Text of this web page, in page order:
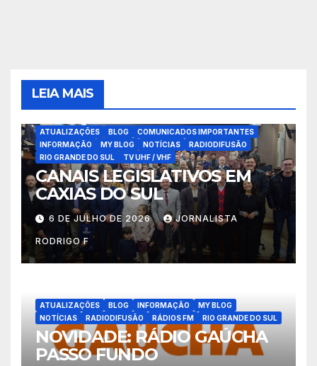
LEIA MAIS
ATUALIZAÇÕES BLOG
COMUNICADOS IMPORTANTES
INFORMAÇÃO
MY BLOG NOTÍCIAS
RADIODIFUSÃO
RIO GRANDE DO SUL
TV UHF / VHF
CANAIS LEGISLATIVOS EM
CAXIAS DO SUL
6 DE JULHO DE 2026 JORNALISTA
RODRIGO F
ATUALIZAÇÕES BLOG INFORMAÇÃO
MY BLOG
NOTÍCIAS
RADIODIFUSÃO RÁDIOS FM RIO GRANDE DO SUL
NOVIDADE: RÁDIO GAÚCHA
PASSO FUNDO